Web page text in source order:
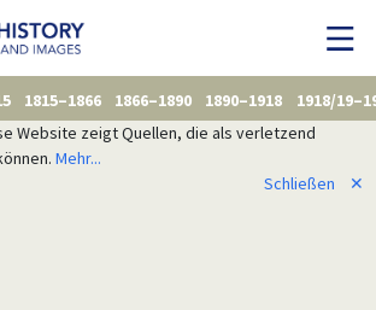
1815–1866 1866–1890 1890–1918
1918/
Website zeigt Quellen, die als verletzend
Mehr...
Schließen
✕